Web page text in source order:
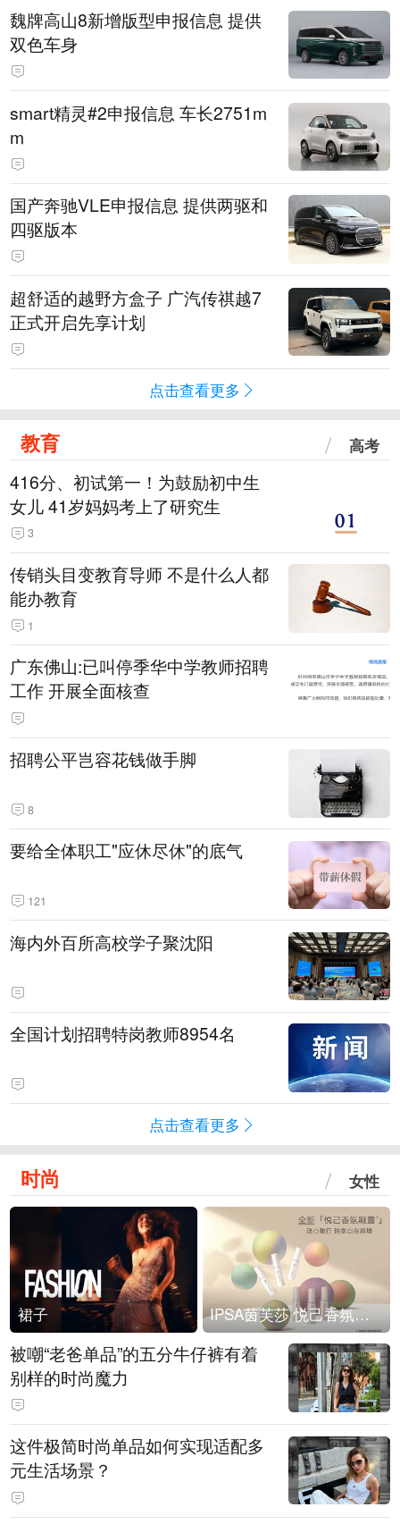
魏牌高山8新增版型申报信息 提供
双色车身
smart精灵#2申报信息 车长2751m
m
国产奔驰VLE申报信息 提供两驱和
四驱版本
超舒适的越野方盒子 广汽传祺越7
正式开启先享计划
点击查看更多
教育 高考
416分、初试第一！为鼓励初中生
女儿 41岁妈妈考上了研究生
3
传销头目变教育导师 不是什么人都
能办教育
1
广东佛山:已叫停季华中学教师招聘
工作 开展全面核查
招聘公平岂容花钱做手脚
8
要给全体职工"应休尽休"的底气
121
海内外百所高校学子聚沈阳
全国计划招聘特岗教师8954名
点击查看更多
时尚 女性
裙子 IPSA茵芙莎 悦己香氛凝露上市
被嘲“老爸单品”的五分牛仔裤有着
别样的时尚魔力
这件极简时尚单品如何实现适配多
元生活场景？